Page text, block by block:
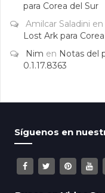
para Corea del Sur
Amilcar Saladini en
Lost Ark para
Nim en Notas del
0.1.17.8363
Síguenos en